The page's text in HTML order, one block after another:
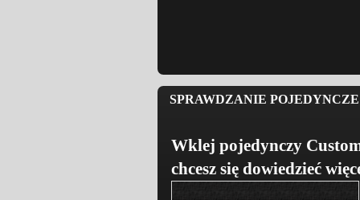
SPRAWDZANIE
Wklej pojedynczy
chcesz się dowiedzieć